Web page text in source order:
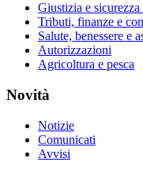
Giustizia e
Tributi, finanze e
Salute, benessere e
Autorizzazioni
Agricoltura e pesca
Novità
Notizie
Comunicati
Avvisi